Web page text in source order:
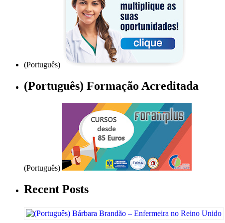
(Português)
(Português) Formação Acreditada
(Português)
Recent Posts